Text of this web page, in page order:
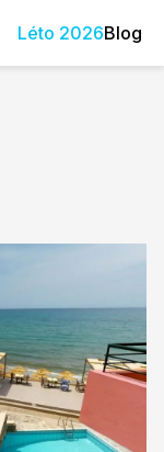
Léto 2026Blog